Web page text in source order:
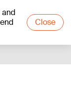
and
Close